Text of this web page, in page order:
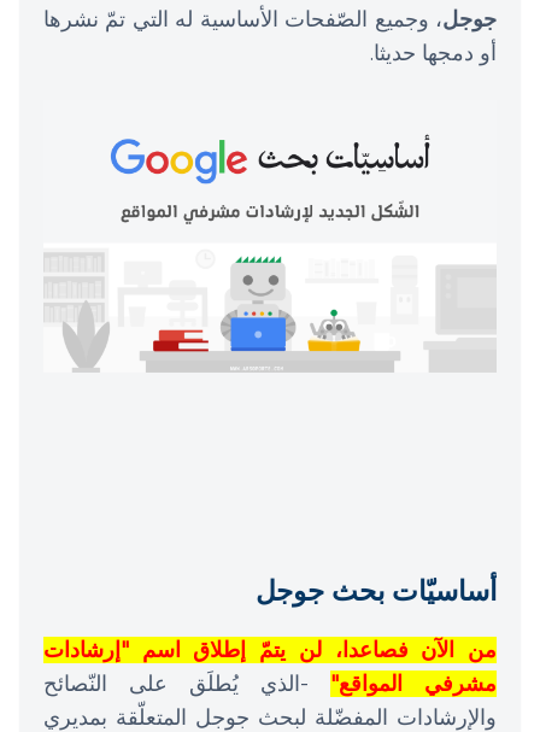
جوجل، وجميع الصّفحات الأساسية له التي تمّ نشرها
أو دمجها حديثا.
أساسيّات بحث جوجل
من الآن فصاعدا، لن يتمّ إطلاق اسم "إرشادات
مشرفي المواقع" -الذي يُطلَق على النّصائح
والإرشادات المفضّلة لبحث جوجل المتعلّقة بمديري